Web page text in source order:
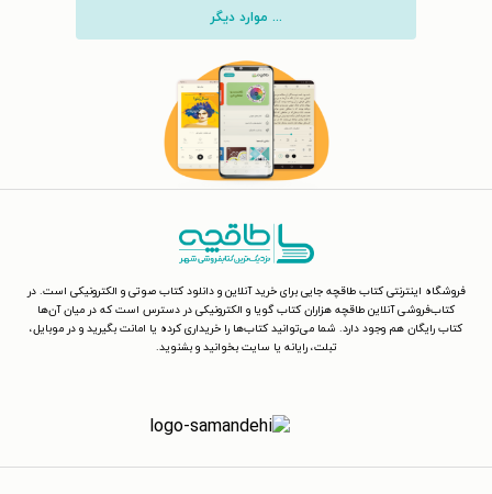
... موارد دیگر
فروشگاه اینترنتی کتاب طاقچه جایی برای خرید آنلاین و دانلود کتاب صوتی و الکترونیکی است. در
کتاب‌فروشی آنلاین طاقچه هزاران کتاب گویا و الکترونیکی در دسترس است که در میان آن‌ها
کتاب رایگان هم وجود دارد. شما می‌توانید کتاب‌ها را خریداری کرده یا امانت بگیرید و در موبایل،
تبلت، رایانه یا سایت بخوانید و بشنوید.